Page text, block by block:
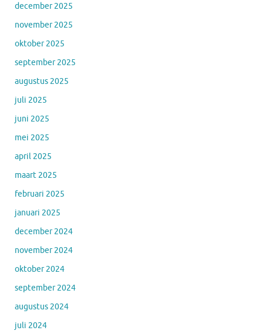
december 2025
november 2025
oktober 2025
september 2025
augustus 2025
juli 2025
juni 2025
mei 2025
april 2025
maart 2025
februari 2025
januari 2025
december 2024
november 2024
oktober 2024
september 2024
augustus 2024
juli 2024